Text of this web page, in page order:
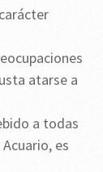
atarse a
a todas
es